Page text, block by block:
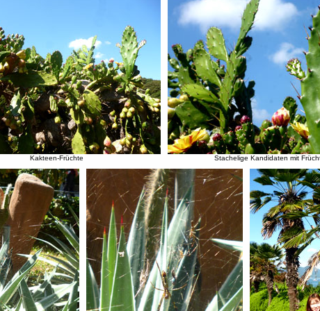
Kakteen-Früchte Stachelige Kandidaten mit